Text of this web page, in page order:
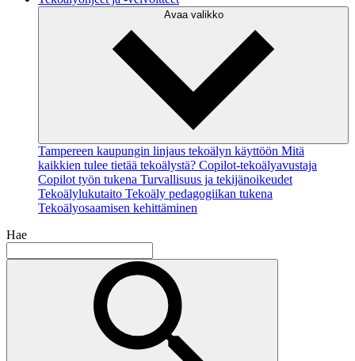
Avaa valikko
Tampereen kaupungin linjaus tekoälyn käyttöön Mitä
kaikkien tulee tietää tekoälystä? Copilot-tekoälyavustaja
Copilot työn tukena Turvallisuus ja tekijänoikeudet
Tekoälylukutaito Tekoäly pedagogiikan tukena
Tekoälyosaamisen kehittäminen
Hae